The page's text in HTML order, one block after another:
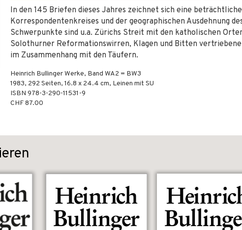
In den 145 Briefen dieses Jahres zeichnet sich eine
Korrespondentenkreises und der geographischen Ausdehnung
Schwerpunkte sind u.a. Zürichs Streit mit den katholischen
Solothurner Reformationswirren, Klagen und Bitten
im Zusammenhang mit den Täufern.
Heinrich Bullinger Werke, Band WA2 = BW3
1983, 292 Seiten, 16.8 x 24.4 cm, Leinen mit SU
ISBN 978-3-290-11531-9
CHF 87.00